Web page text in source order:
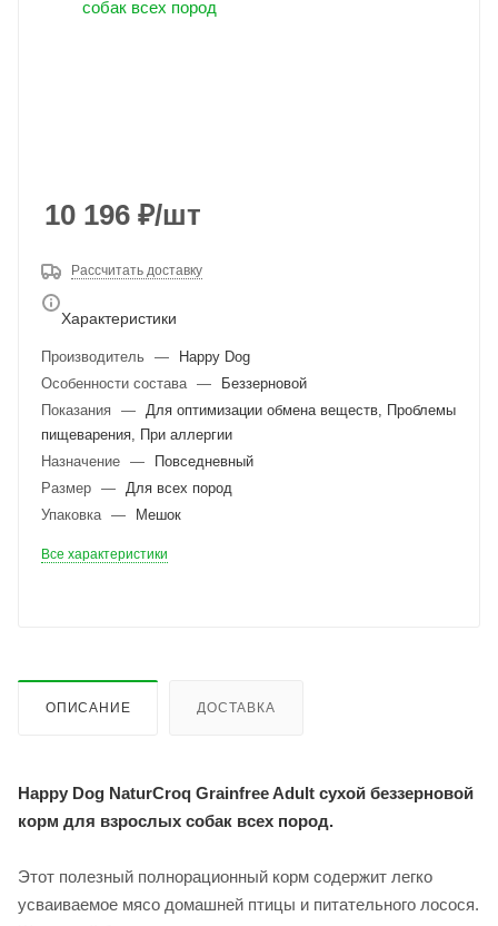
10 196 ₽/шт
Рассчитать доставку
Характеристики
Производитель —
Happy Dog
Особенности состава —
Беззерновой
Показания — Для оптимизации обмена веществ, Проблемы
пищеварения, При аллергии
Назначение —
Повседневный
Размер — Для всех пород
Упаковка — Мешок
Все характеристики
ОПИСАНИЕ ДОСТАВКА
Happy Dog NaturCroq Grainfree Adult сухой беззерновой
корм для взрослых собак всех пород.
Этот полезный полнорационный корм содержит легко
усваиваемое мясо домашней птицы и питательного лосося.